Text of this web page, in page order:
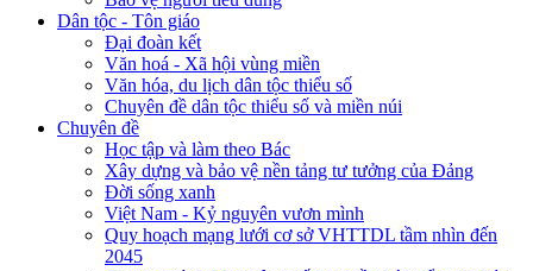
Dân tộc - Tôn giáo
Đại đoàn kết
Văn hoá - Xã hội vùng miền
Văn hóa, du lịch dân tộc thiểu số
Chuyên đề dân tộc thiểu số và miền núi
Chuyên đề
Học tập và làm theo Bác
Xây dựng và bảo vệ nền tảng tư tưởng của Đảng
Đời sống xanh
Việt Nam - Kỷ nguyên vươn mình
Quy hoạch mạng lưới cơ sở VHTTDL tầm nhìn đến
2045